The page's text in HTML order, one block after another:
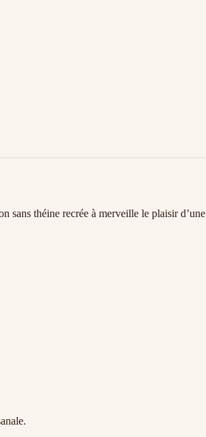
sans théine recrée à merveille le plaisir d’une